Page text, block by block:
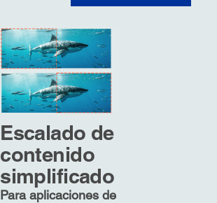
Escalado de
contenido
simplificado
Para aplicaciones de